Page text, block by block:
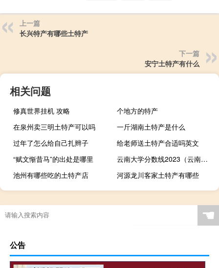
上一篇
长兴特产有哪些土特产
下一篇
安宁土特产有什么
相关问题
修真世界挂机 攻略
个地方的特产
在泉州卖三明土特产可以吗
一斤湖南土特产是什么
过年了怎么给自己扎辫子
给老师送土特产合适吗英文
“赋文惭昔马”的出处是哪里
云南大学分数线2023（云南大学分数线）
池州有哪些吃的土特产店
河源龙川客家土特产有哪些
☚
公告